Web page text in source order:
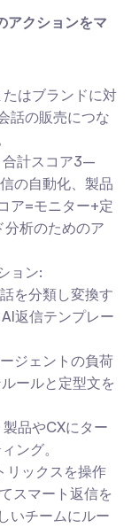
アクションをマ
はブランドに対
話の販売につな
合計スコア3–
の自動化、製品
ア=モニター+定
分析のためのア
ョン:
を分類し変換す
返信テンプレー
ジェントの負荷
ールと定型文を
品やCXにター
ング。
リックスを操作
スマート返信を
いチームにルー